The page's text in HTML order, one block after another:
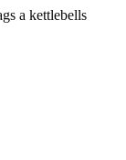
a kettlebells